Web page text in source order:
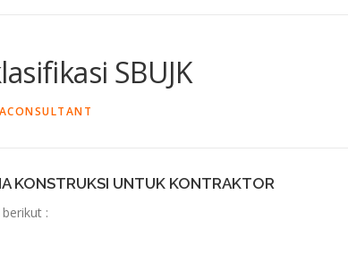
SBUJK
KONSTRUKSI UNTUK KONTRAKTOR
: